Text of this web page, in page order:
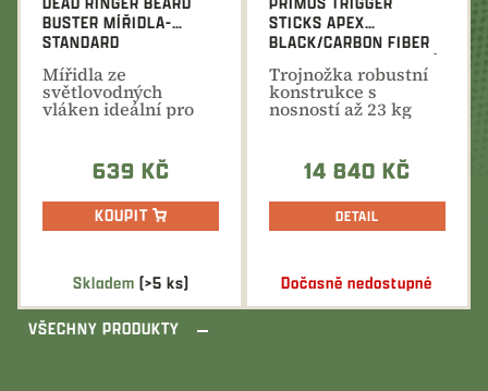
Skladem (>5 ks)
BUSTER MÍŘIDLA-
STANDARD
Mířidla ze
světlovodných
vláken ideální pro
rychlé zamíření a
639 KČ
KOUPIT
Dočasně nedostupné
STICKS APEX
BLACK/CARBON FIBER
TRI POD TELESKOPICKÁ
TROJNOŽKA
Trojnožka robustní
konstrukce s
nosností až 23 kg
umožňuje použití i
14 840 KČ
DETAIL
VŠECHNY PRODUKTY